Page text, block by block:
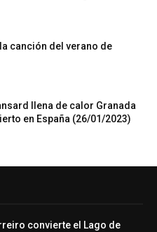
canción del verano de
llena de calor Granada
en España (26/01/2023)
convierte el Lago de